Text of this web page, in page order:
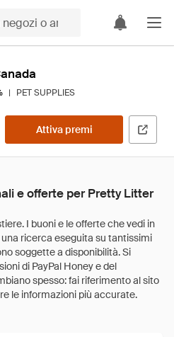
| PET SUPPLIES
Attiva premi
e offerte per Pretty Litter